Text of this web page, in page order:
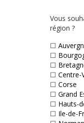
Vous
région ?
☐
☐
☐
☐ Centre-
☐ Corse
☐ Grand
☐ Hauts-
☐ Ile-de-